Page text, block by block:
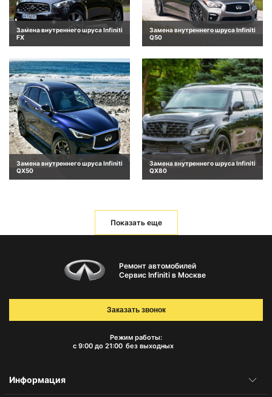
Замена внутреннего шруса Infiniti
FX
Замена внутреннего шруса Infiniti
Q50
Замена внутреннего шруса Infiniti
QX50
Замена внутреннего шруса Infiniti
QX80
Показать еще
Ремонт автомобилей
Сервис Infiniti в Москве
Режим работы:
с 9:00 до 21:00 без выходных
Заказать звонок
Информация